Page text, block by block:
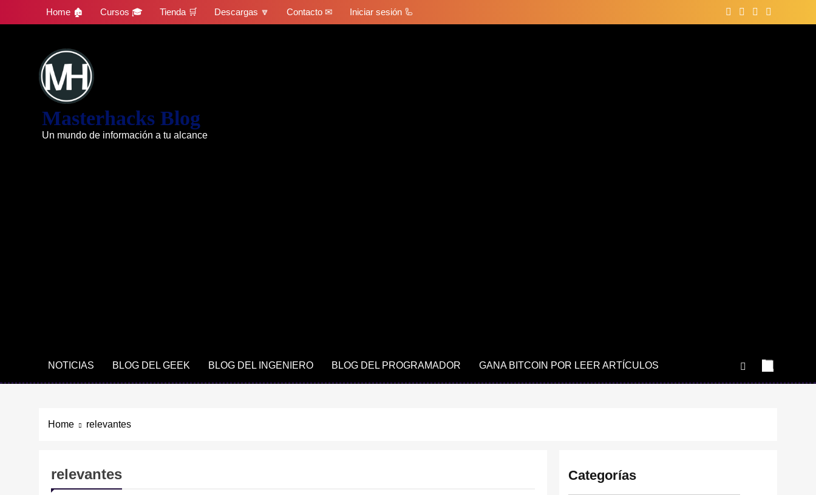
Home 🏚 Cursos 🎓 Tienda 🛒 Descargas 🔽 Contacto ✉ Iniciar sesión 🦾
Masterhacks Blog
Un mundo de información a tu alcance
NOTICIAS BLOG DEL GEEK BLOG DEL INGENIERO BLOG DEL PROGRAMADOR GANA BITCOIN POR LEER ARTÍCULOS
Home relevantes
relevantes Categorías